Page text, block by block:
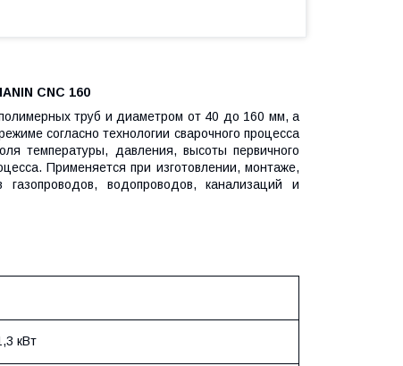
CNC 160
труб и диаметром от 40 до 160 мм, а
согласно технологии сварочного процесса
температуры, давления, высоты первичного
Применяется при изготовлении, монтаже,
водопроводов, канализаций и
кВт